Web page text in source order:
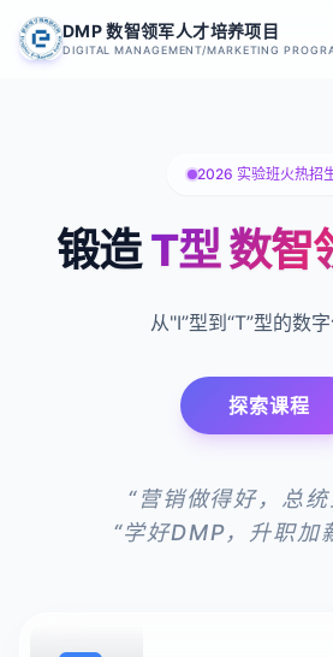
DMP 数智领军人才培养项目
DIGITAL MANAGEMENT/MARKETING
2026 实验班火热招
锻造T型 数智
从"I”型到“T”型的数
探索课程
“营销做得好，总
“学好DMP，升职加